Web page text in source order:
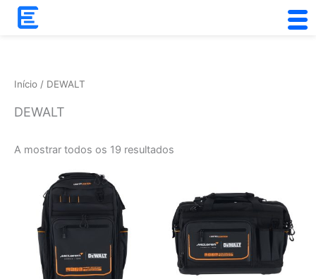
Skip
Início / DEWALT
DEWALT
A mostrar todos os 19 resultados